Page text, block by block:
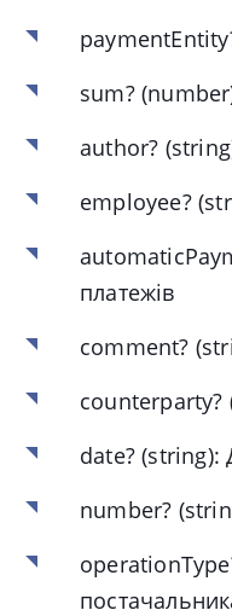
sum?
author?
employee?
платежів
comment?
counterparty?
date? (string):
number?